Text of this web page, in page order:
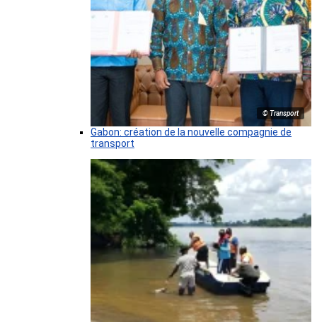
© Transport
Gabon: création de la nouvelle compagnie de
transport